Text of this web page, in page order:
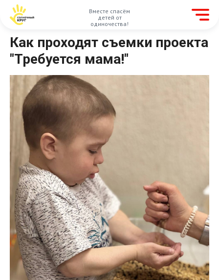
Вместе спасём
детей от
одиночества!
Как проходят съемки проекта
"Требуется мама!"